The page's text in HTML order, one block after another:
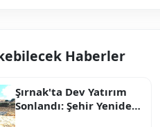
Haberler
Şırnak'ta Dev Yatırım
Sonlandı: Şehir Yeniden